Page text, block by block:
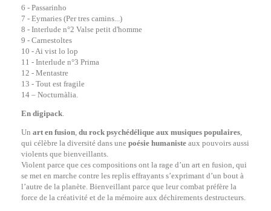
6 - Passarinho
7 - Eymaries (Per tres camins...)
8 - Interlude n°2 Valse petit d'homme
9 - Carnestoltes
10 - Ai vist lo lop
11 - Interlude n°3 Prima
12 - Mentastre
13 - Tout est fragile
14 – Nocturnàlia.
En digipack.
Un art en fusion, du rock psychédélique aux musiques populaires,
qui célèbre la diversité dans une poésie humaniste aux pouvoirs aussi
violents que bienveillants.
Violent parce que ces compositions ont la rage d’un art en fusion, qui
se met en marche contre les replis effrayants s’exprimant d’un bout à
l’autre de la planète. Bienveillant parce que leur combat préfère la
force de la créativité et de la mémoire aux déchirements destructeurs.